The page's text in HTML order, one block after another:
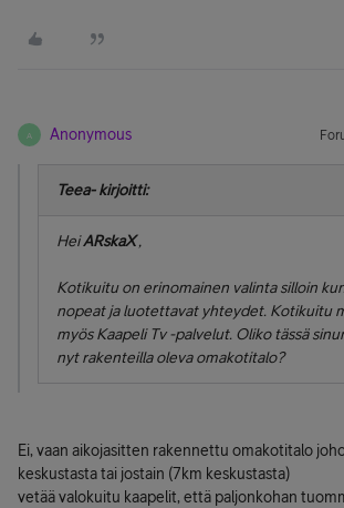
A Anonymous
Teea- kirjoitti:
HeiARskaX,
Kotikuitu on erinomainen valinta silloin
nopeat ja luotettavat yhteydet. Kotikuitu
myös Kaapeli Tv -palvelut. Oliko tässä
nyt rakenteilla oleva omakotitalo?
Ei, vaan aikojasitten rakennettu omakotitalo
keskustasta tai jostain (7km keskustasta)
vetää valokuitu kaapelit, että paljonkohan